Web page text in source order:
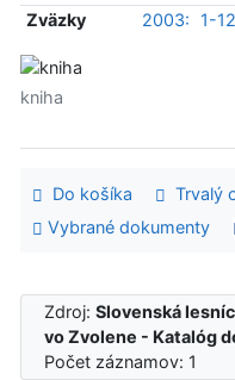
Zväzky
2003: 1-12
kniha
Do košíka Trvalý
Vybrané dokumenty
Zdroj:Slovenská
vo Zvolene - Katalóg
Počet záznamov: 1